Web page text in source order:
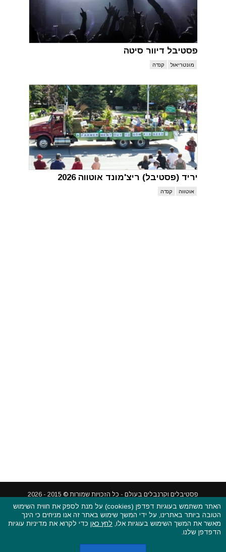
פסטיבל דיוור סיטה
מונטריאול קנדה
יריד (פסטיבל) ריצ'מונד אוטווה 2026
אוטווה קנדה
פסטיבלים וקרנבלים בעולם - כל הזכויות שמורות © 2015 - 2026
בשותפות עםCarniFest Online
ראשי
הצהרת נגישות אודות תקנון האתר ותנאי שימוש
מדיניות הפרטיות
הטובה ביותר באתרינו, על ידי המשך שימוש באתר זה אנו מניחים כי הינך
לחץ כאן
כדי לקרוא את מדיניות עוגיות
הדפדפן שלנו.